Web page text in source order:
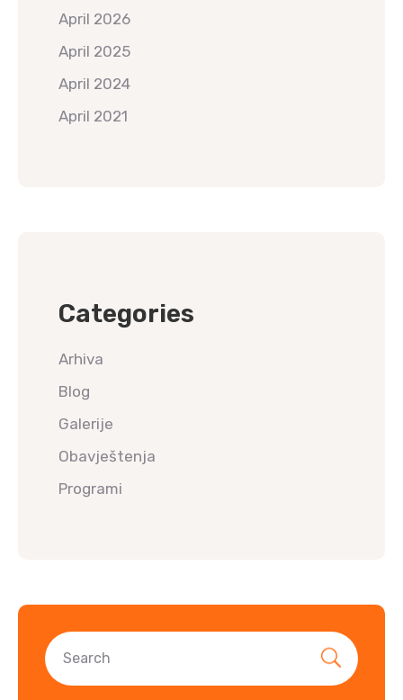
April 2026
April 2025
April 2024
April 2021
Categories
Arhiva
Blog
Galerije
Obavještenja
Programi